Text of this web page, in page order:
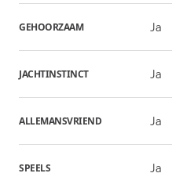
GEHOORZAAM Ja
JACHTINSTINCT Ja
ALLEMANSVRIEND Ja
SPEELS Ja